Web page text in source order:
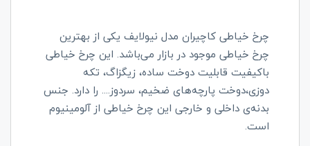
چرخ خیاطی کاچیران مدل نیولایف یکی از بهترین
چرخ خیاطی موجود در بازار می‌باشد. این چرخ خیاطی
باکیفیت قابلیت دوخت ساده، زیگزاگ، تکه
دوزی،دوخت پارچه‌های ضخیم، سردوز.... را دارد. جنس
بدنه‌ی داخلی و خارجی این چرخ خیاطی از آلومینیوم
است.